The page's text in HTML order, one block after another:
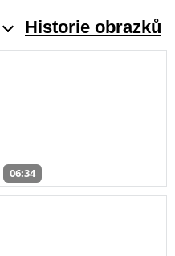
Historie obrazků
06:34